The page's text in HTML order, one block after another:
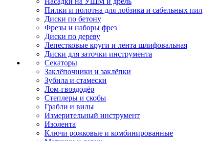
Пилки и полотна для лобзика и сабельных пил
Диски по бетону
Фрезы и наборы фрез
Диски по дереву
Лепестковые круги и лента шлифовальная
Диски для заточки инструмента
Секаторы
Заклёпочники и заклёпки
Зубила и стамески
Лом-гвоздодёр
Степлеры и скобы
Грабли и вилы
Измерительный инструмент
Изолента
Ключи рожковые и комбинированные